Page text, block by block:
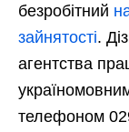
безробітний
зайнятості.
агентства
телефоном